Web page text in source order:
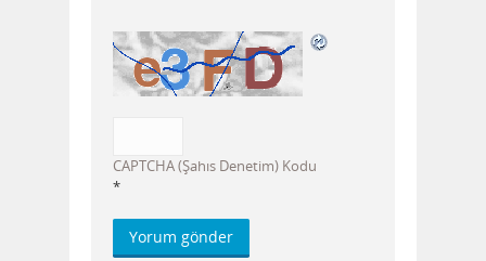
CAPTCHA (Şahıs Denetim) Kodu
*